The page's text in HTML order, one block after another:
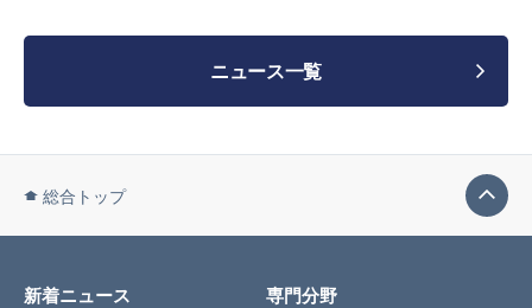
ニュース一覧
総合トップ
新着ニュース 専門分野